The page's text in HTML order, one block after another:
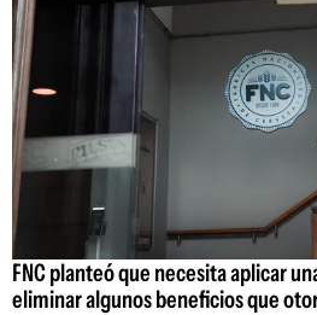
FNC planteó que necesita aplicar
eliminar algunos beneficios que